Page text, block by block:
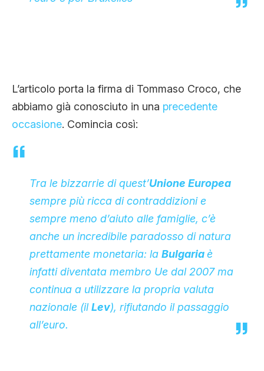
L’articolo porta la firma di Tommaso Croco, che
abbiamo già conosciuto in una precedente
occasione. Comincia così:
Tra le bizzarrie di quest’Unione Europea
sempre più ricca di contraddizioni e
sempre meno d’aiuto alle famiglie, c’è
anche un incredibile paradosso di natura
prettamente monetaria: la Bulgariaè
infatti diventata membro Ue dal 2007 ma
continua a utilizzare la propria valuta
nazionale (ilLev), rifiutando il passaggio
all’euro.